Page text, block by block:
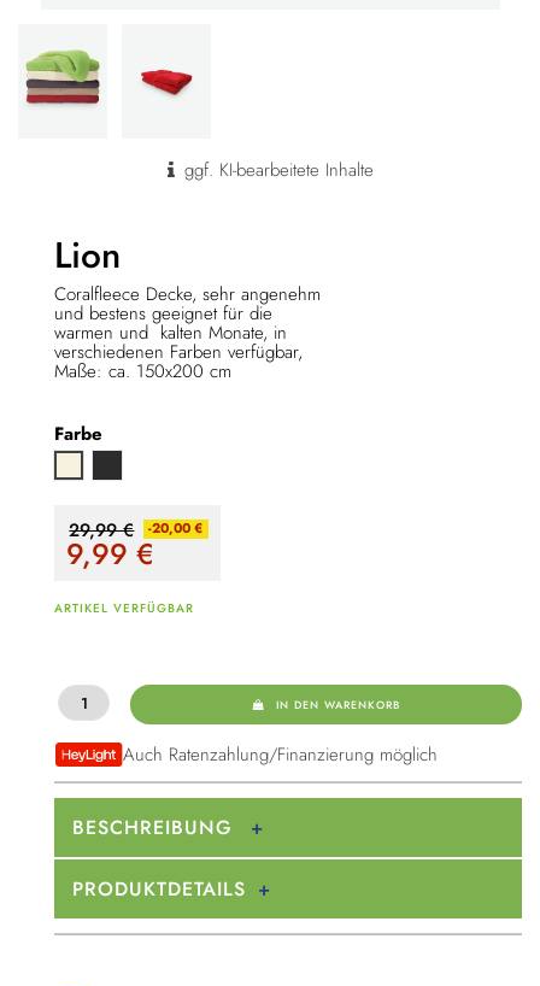
ggf. KI-bearbeitete Inhalte
Lion
Coralfleece Decke, sehr angenehm
und bestens geeignet für die
warmen und kalten Monate, in
verschiedenen Farben verfügbar,
Maße: ca. 150x200 cm
Farbe
29,99 € -20,00 €
9,99 €
ARTIKEL VERFÜGBAR
IN DEN WARENKORB
Auch Ratenzahlung/Finanzierung möglich
BESCHREIBUNG
PRODUKTDETAILS